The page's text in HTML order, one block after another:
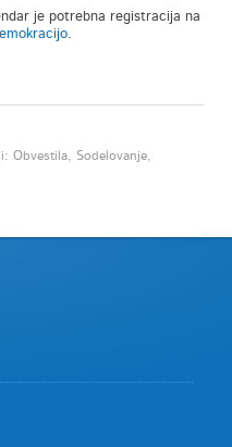
je potrebna registracija na
.
Obvestila, Sodelovanje,